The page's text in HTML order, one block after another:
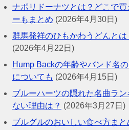
ナポリドーナツとは？どこで
ーもまとめ (2026年4月30日)
群馬発祥のひもかわうどんと
(2026年4月22日)
Hump Backの年齢やバンド名
についても (2026年4月15日)
ブルーハーツの隠れた名曲ラ
ない理由は？ (2026年3月27日)
ブルグルのおいしい食べ方ま